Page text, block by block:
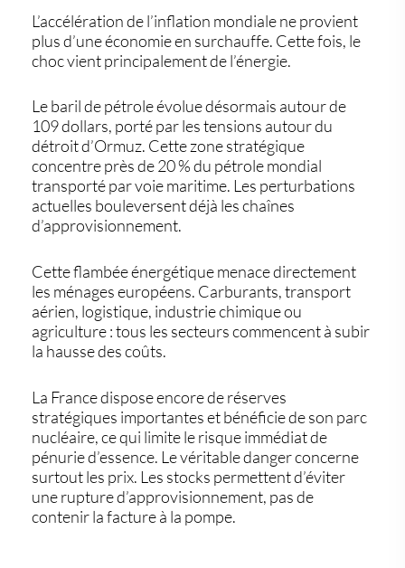
L’accélération de l’inflation mondialene provient
plus d’une économie en surchauffe. Cette fois, le
choc vient principalement de l’énergie.
Le baril de pétrole évolue désormais autour de
109 dollars, porté par les tensions autour du
détroit d’Ormuz. Cette zone stratégique
concentre près de 20 % du pétrole mondial
transporté par voie maritime. Les perturbations
actuelles bouleversent déjà les chaînes
d’approvisionnement.
Cette flambée énergétique menace directement
les ménages européens. Carburants, transport
aérien, logistique, industrie chimique ou
agriculture : tous les secteurs commencent à subir
la hausse des coûts.
La France dispose encore de réserves
stratégiques importantes et bénéficie de son parc
nucléaire, ce qui limite le risque immédiat de
pénurie d’essence. Le véritable danger concerne
surtout les prix. Les stocks permettent d’éviter
une rupture d’approvisionnement, pas de
contenir la facture à la pompe.